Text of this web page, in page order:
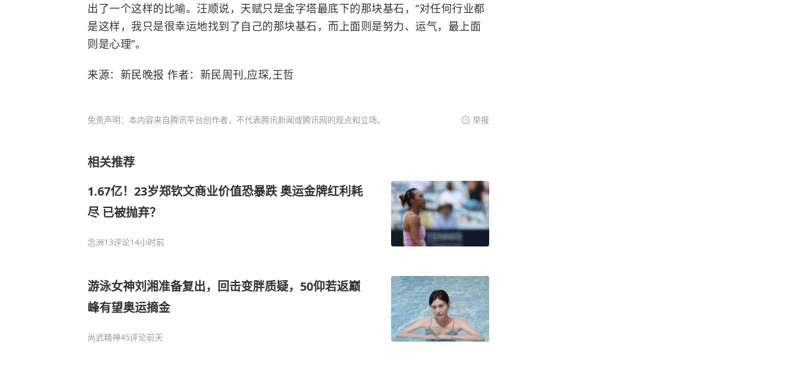
出了一个这样的比喻。汪顺说，天赋只是金字塔最底下的那块基石，“对任何行业都
是这样，我只是很幸运地找到了自己的那块基石，而上面则是努力、运气，最上面
则是心理”。
来源：新民晚报 作者：新民周刊,应琛,王哲
免责声明：本内容来自腾讯平台创作者，不代表腾讯新闻或腾讯网的观点和立场。 举报
相关推荐
1.67亿！23岁郑钦文商业价值恐暴跌 奥运金牌红利耗
尽 已被抛弃？
念洲13评论14小时前
游泳女神刘湘准备复出，回击变胖质疑，50仰若返巅
峰有望奥运摘金
尚武精神45评论前天